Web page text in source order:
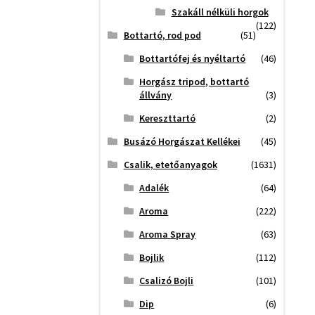
Szakáll nélküli horgok
(122)
Bottartó, rod pod
(51)
Bottartófej és nyéltartó
(46)
Horgász tripod, bottartó
állvány
(3)
Kereszttartó
(2)
Busázó Horgászat Kellékei
(45)
Csalik, etetőanyagok
(1631)
Adalék
(64)
Aroma
(222)
Aroma Spray
(63)
Bojlik
(112)
Csalizó Bojli
(101)
Dip
(6)